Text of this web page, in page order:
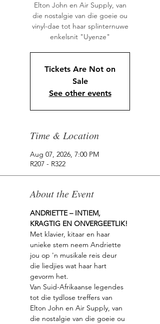
Elton John en Air Supply, van
die nostalgie van die goeie ou
vinyl-dae tot haar splinternuwe
enkelsnit "Uyenze"
Tickets Are Not on
Sale
See other events
Time & Location
Aug 07, 2026, 7:00 PM
R207 - R322
About the Event
ANDRIETTE – INTIEM,
KRAGTIG EN ONVERGEETLIK!
Met klavier, kitaar en haar
unieke stem neem Andriette
jou op 'n musikale reis deur
die liedjies wat haar hart
gevorm het.
Van Suid-Afrikaanse legendes
tot die tydlose treffers van
Elton John en Air Supply, van
die nostalgie van die goeie ou